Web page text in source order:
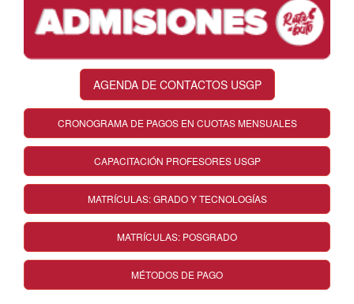
AGENDA DE CONTACTOS USGP
CRONOGRAMA DE PAGOS EN CUOTAS MENSUALES
CAPACITACIÓN PROFESORES USGP
MATRÍCULAS: GRADO Y TECNOLOGÍAS
MATRÍCULAS: POSGRADO
MÉTODOS DE PAGO